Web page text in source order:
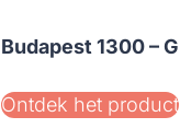
Budapest 1300 – G
Ontdek het product